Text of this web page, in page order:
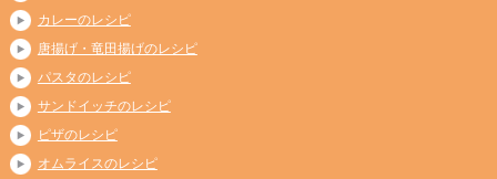
カレーのレシピ
唐揚げ・竜田揚げのレシピ
パスタのレシピ
サンドイッチのレシピ
ピザのレシピ
オムライスのレシピ